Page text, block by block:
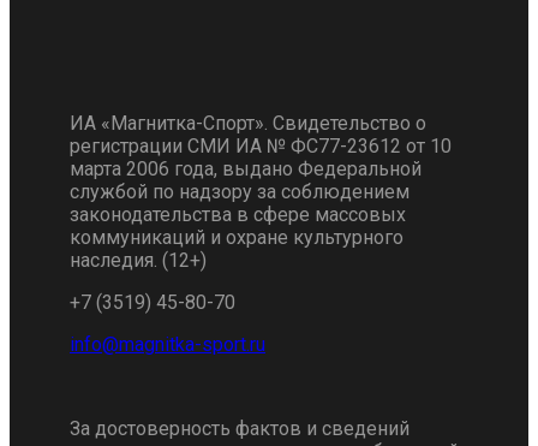
ИА «Магнитка-Спорт». Свидетельство о
регистрации СМИ ИА № ФС77-23612 от 10
марта 2006 года, выдано Федеральной
службой по надзору за соблюдением
законодательства в сфере массовых
коммуникаций и охране культурного
наследия. (12+)
+7 (3519) 45-80-70
За достоверность фактов и сведений